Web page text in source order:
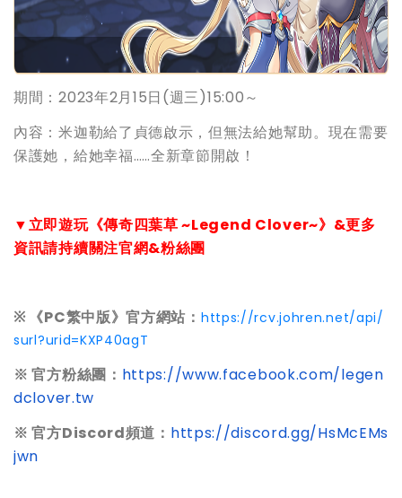
期間：2023年2月15日(週三)15:00～
內容：米迦勒給了貞德啟示，但無法給她幫助。現在需要
保護她，給她幸福……全新章節開啟！
▼立即遊玩《傳奇四葉草 ~Legend Clover~》&更多
資訊請持續關注官網&粉絲團
※ 《PC繁中版》官方網站： https://rcv.johren.net/api/
surl?urid=KXP40agT
※ 官方粉絲團： https://www.facebook.com/legen
dclover.tw
※ 官方Discord頻道： https://discord.gg/HsMcEMs
jwn